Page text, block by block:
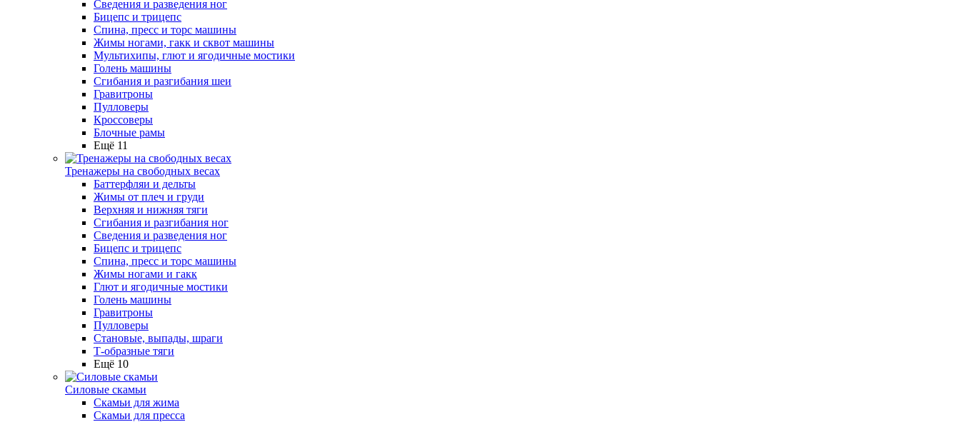
Сведения и разведения ног
Бицепс и трицепс
Спина, пресс и торс машины
Жимы ногами, гакк и сквот машины
Мультихипы, глют и ягодичные мостики
Голень машины
Сгибания и разгибания шеи
Гравитроны
Пулловеры
Кроссоверы
Блочные рамы
Ещё 11
Тренажеры на свободных весах
Баттерфляи и дельты
Жимы от плеч и груди
Верхняя и нижняя тяги
Сгибания и разгибания ног
Сведения и разведения ног
Бицепс и трицепс
Спина, пресс и торс машины
Жимы ногами и гакк
Глют и ягодичные мостики
Голень машины
Гравитроны
Пулловеры
Становые, выпады, шраги
Т-образные тяги
Ещё 10
Силовые скамьи
Скамьи для жима
Скамьи для пресса